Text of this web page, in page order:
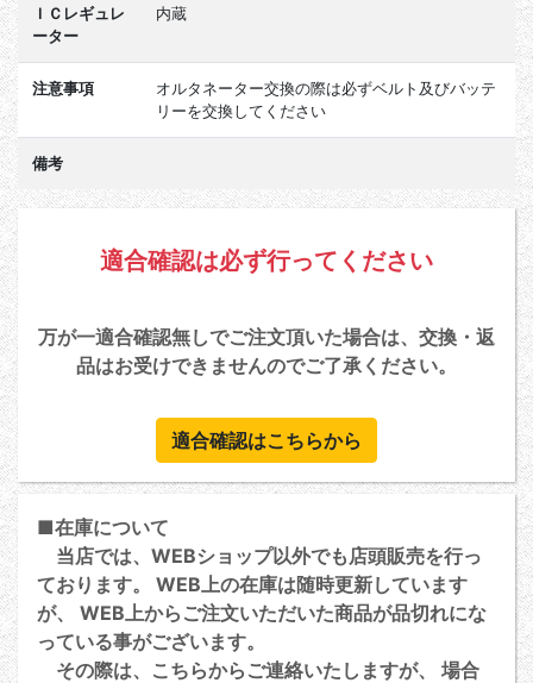
ＩＣレギュレ
ーター
内蔵
注意事項
オルタネーター交換の際は必ずベルト及びバッテ
リーを交換してください
備考
適合確認は必ず行ってください
万が一適合確認無しでご注文頂いた場合は、交換・返
品はお受けできませんのでご了承ください。
適合確認はこちらから
■在庫について
当店では、WEBショップ以外でも店頭販売を行っ
ております。 WEB上の在庫は随時更新しています
が、 WEB上からご注文いただいた商品が品切れにな
っている事がございます。
その際は、こちらからご連絡いたしますが、 場合